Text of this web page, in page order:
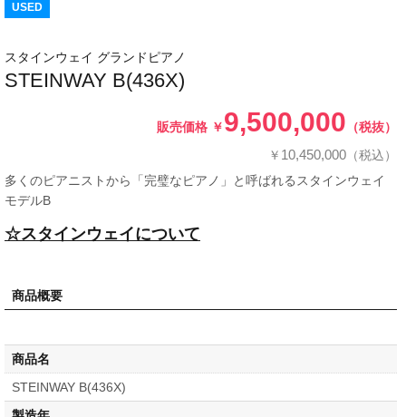
USED
スタインウェイ グランドピアノ
STEINWAY B(436X)
販売価格 ￥9,500,000 （税抜）
￥ 10,450,000 （税込）
多くのピアニストから「完璧なピアノ」と呼ばれるスタインウェイ
モデルB
☆スタインウェイについて
商品概要
商品名
STEINWAY B(436X)